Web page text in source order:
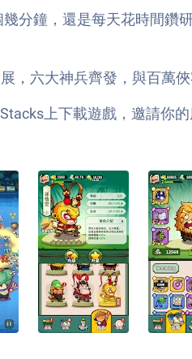
分鐘，還是每天花時間鑽
，六大神兵齊發，與百萬
上下載遊戲，邀請你的